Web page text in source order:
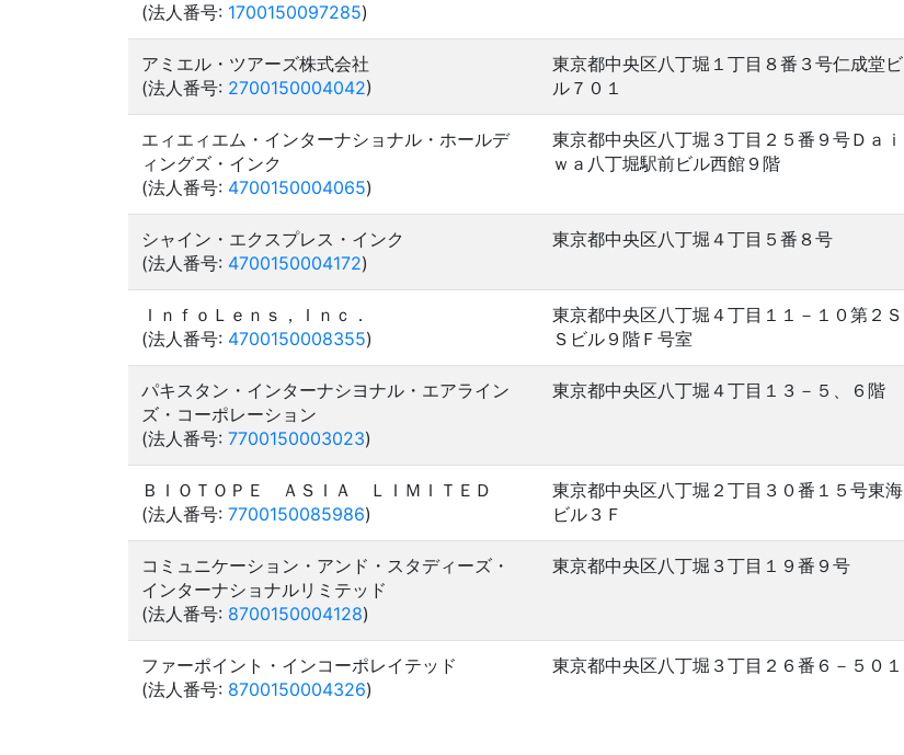
(法人番号: 1700150097285)
アミエル・ツアーズ株式会社
(法人番号: 2700150004042)
東京都中央区八丁堀１丁目８番３号仁成堂ビ
ル７０１
エィエィエム・インターナショナル・ホールデ
ィングズ・インク
(法人番号: 4700150004065)
東京都中央区八丁堀３丁目２５番９号Ｄａｉ
ｗａ八丁堀駅前ビル西館９階
シャイン・エクスプレス・インク
(法人番号: 4700150004172)
東京都中央区八丁堀４丁目５番８号
ＩｎｆｏＬｅｎｓ，Ｉｎｃ．
(法人番号: 4700150008355)
東京都中央区八丁堀４丁目１１－１０第２Ｓ
Ｓビル９階Ｆ号室
パキスタン・インターナシヨナル・エアライン
ズ・コーポレーション
(法人番号: 7700150003023)
東京都中央区八丁堀４丁目１３－５、６階
ＢＩＯＴＯＰＥ ＡＳＩＡ ＬＩＭＩＴＥＤ
(法人番号: 7700150085986)
東京都中央区八丁堀２丁目３０番１５号東海
ビル３Ｆ
コミュニケーション・アンド・スタディーズ・
インターナショナルリミテッド
(法人番号: 8700150004128)
東京都中央区八丁堀３丁目１９番９号
ファーポイント・インコーポレイテッド
(法人番号: 8700150004326)
東京都中央区八丁堀３丁目２６番６－５０１